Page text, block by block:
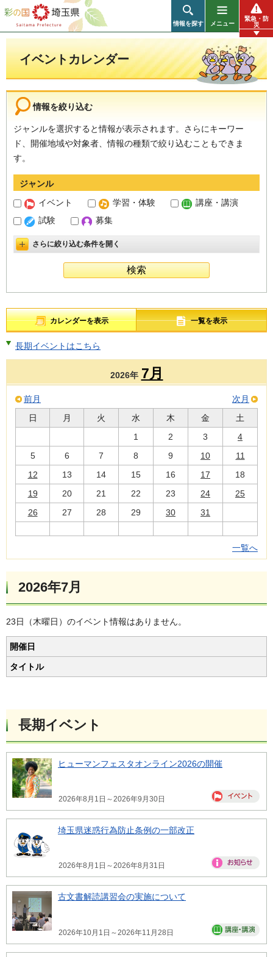
彩の国 埼玉県
情報を探す メニュー
緊急・防
災
イベントカレンダー
情報を絞り込む
ジャンルを選択すると情報が表示されます。さらにキーワー
ド、開催地域や対象者、情報の種類で絞り込むこともできま
す。
ジャンル
イベント
学習・体験
講座・講演
試験
募集
詳細設定を開く
さらに絞り込む条件を開く
カレンダーを表示 一覧を表示
長期イベントはこちら
2026年 7月
前月
次月
日
月 火 水 木 金
土
1
2 3
4
5
6 7 8 9 10
11
12
13 14 15 16 17
18
19
20 21 22 23 24
25
26
27 28 29 30 31
一覧へ
2026年7月
23日（木曜日）のイベント情報はありません。
開催日
タイトル
長期イベント
ヒューマンフェスタオンライン2026の開催
2026年8月1日～2026年9月30日
埼玉県迷惑行為防止条例の一部改正
2026年8月1日～2026年8月31日
古文書解読講習会の実施について
2026年10月1日～2026年11月28日